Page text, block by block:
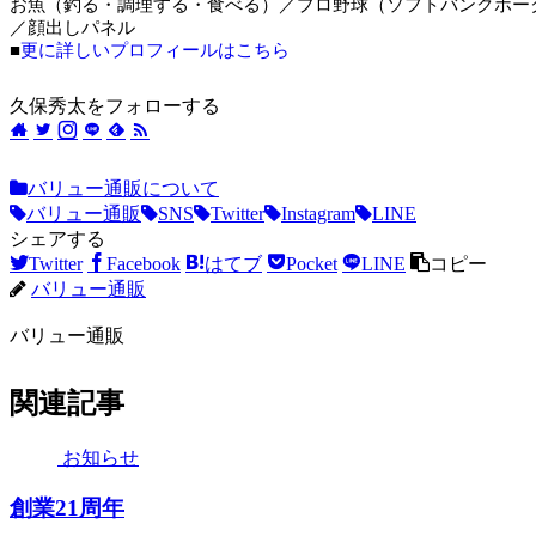
お魚（釣る・調理する・食べる）／プロ野球（ソフトバンクホ
／顔出しパネル
■更に詳しいプロフィールはこちら
久保秀太をフォローする
バリュー通販について
バリュー通販
SNS Twitter Instagram
LINE
シェアする
Twitter
Facebook はてブ Pocket LINE
コピー
バリュー通販
バリュー通販
関連記事
お知らせ
創業21周年